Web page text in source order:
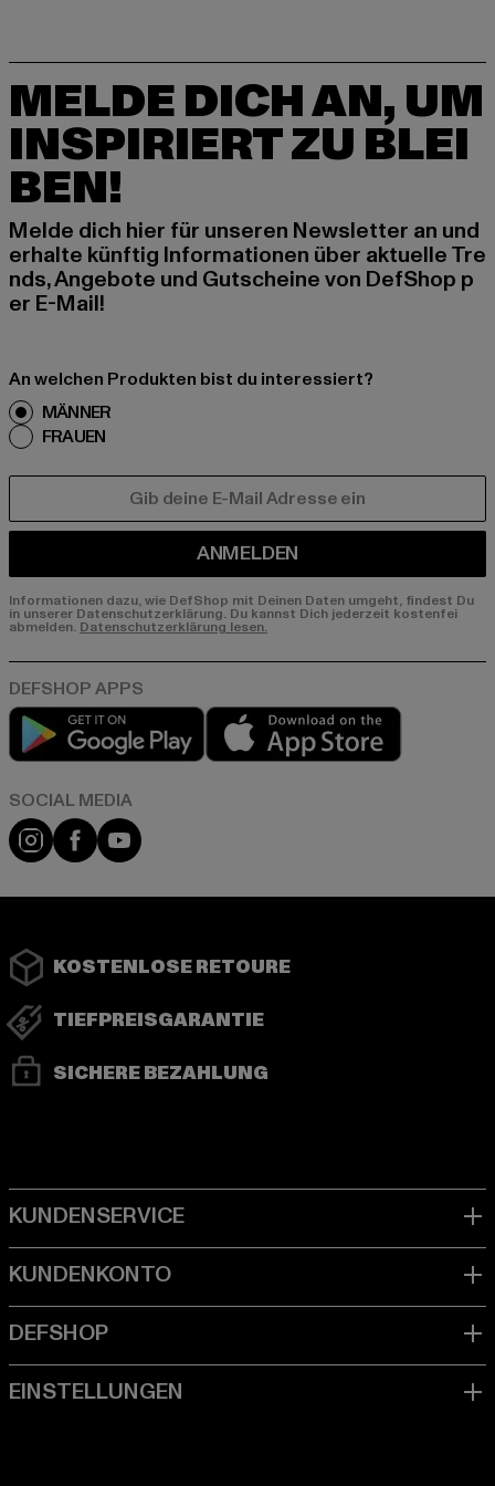
MELDE DICH AN, UM
INSPIRIERT ZU BLEI
BEN!
Melde dich hier für unseren Newsletter an und
erhalte künftig Informationen über aktuelle Tre
nds, Angebote und Gutscheine von DefShop p
er E-Mail!
An welchen Produkten bist du interessiert?
MÄNNER
FRAUEN
ANMELDEN
Informationen dazu, wie DefShop mit Deinen Daten umgeht, findest Du
in unserer Datenschutzerklärung. Du kannst Dich jederzeit kostenfei
abmelden. Datenschutzerklärung lesen.
Play market
Instagram
FacebookYouTube
KOSTENLOSE RETOURE
TIEFPREISGARANTIE
SICHERE BEZAHLUNG